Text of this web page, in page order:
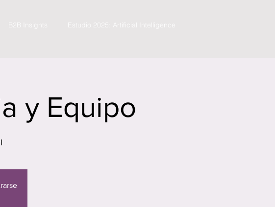
B2B Insights Estudio 2025: Artificial Intelligence
y Equipo